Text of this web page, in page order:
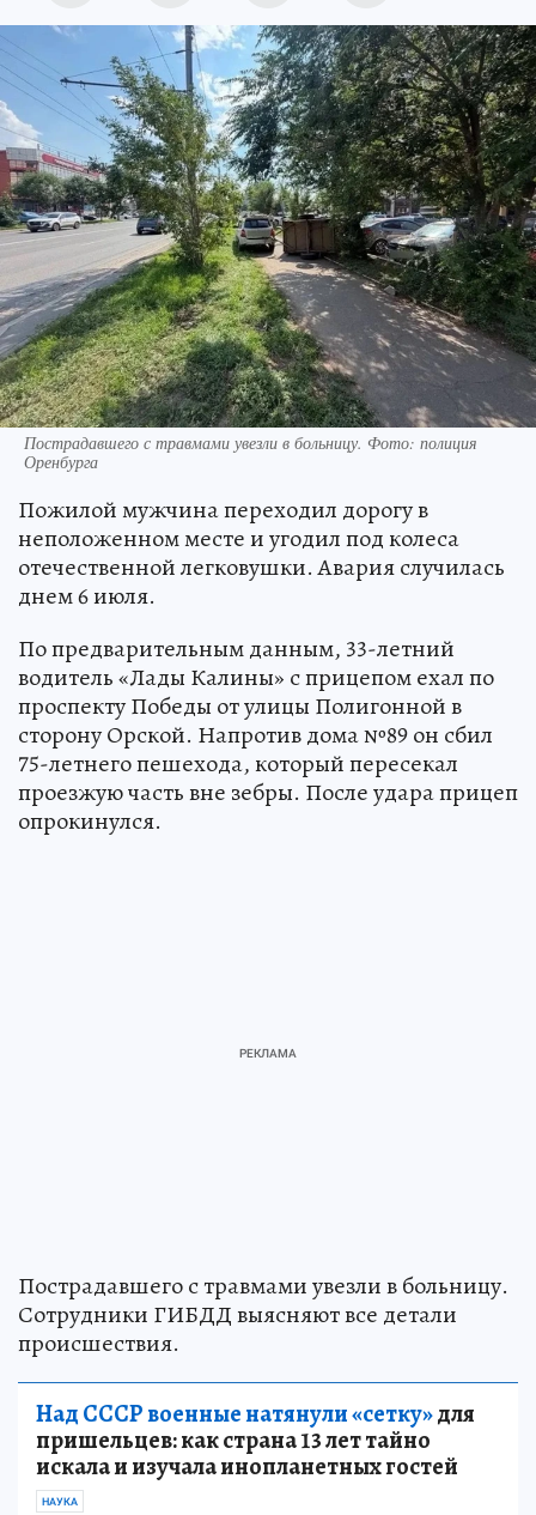
Пострадавшего с травмами увезли в больницу. Фото: полиция
Оренбурга
Пожилой мужчина переходил дорогу в
неположенном месте и угодил под колеса
отечественной легковушки. Авария случилась
днем 6 июля.
По предварительным данным, 33-летний
водитель «Лады Калины» с прицепом ехал по
проспекту Победы от улицы Полигонной в
сторону Орской. Напротив дома №89 он сбил
75-летнего пешехода, который пересекал
проезжую часть вне зебры. После удара прицеп
опрокинулся.
Пострадавшего с травмами увезли в больницу.
Сотрудники ГИБДД выясняют все детали
происшествия.
Над СССР военные натянули «сетку»для
пришельцев: как страна 13 лет тайно
искала и изучала инопланетных гостей
НАУКА